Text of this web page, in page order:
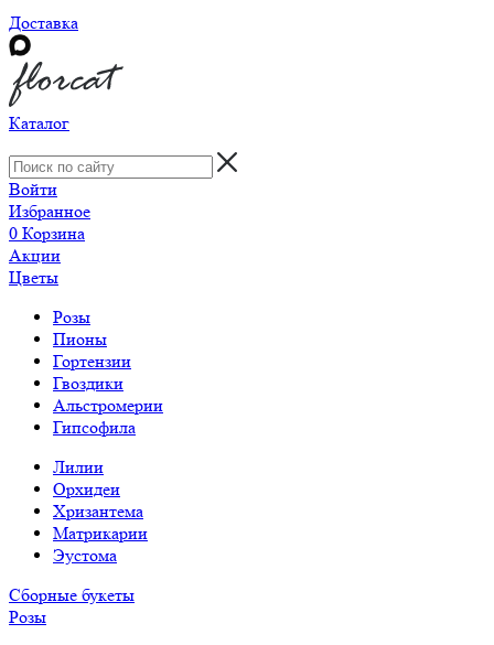
Доставка
Каталог
Войти
Избранное
0 Корзина
Акции
Цветы
Розы
Пионы
Гортензии
Гвоздики
Альстромерии
Гипсофила
Лилии
Орхидеи
Хризантема
Матрикарии
Эустома
Сборные букеты
Розы